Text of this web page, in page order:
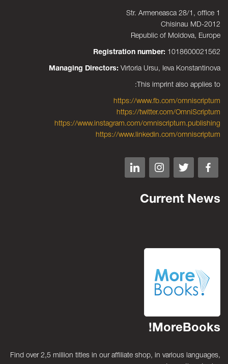
Str. Armeneasca 28/1, office 1
Chisinau MD-2012
Republic of Moldova, Europe
Registration number: 1018600021562
Managing Directors: Virtoria Ursu, Ieva Konstantinova
This imprint also applies to:
https://www.fb.com/omniscriptum
https://twitter.com/OmniScriptum
https://www.instagram.com/omniscriptum.publishing
https://www.linkedin.com/omniscriptum
Current News
MoreBooks!
Find over 2,5 million titles in our affiliate shop, in various languages,